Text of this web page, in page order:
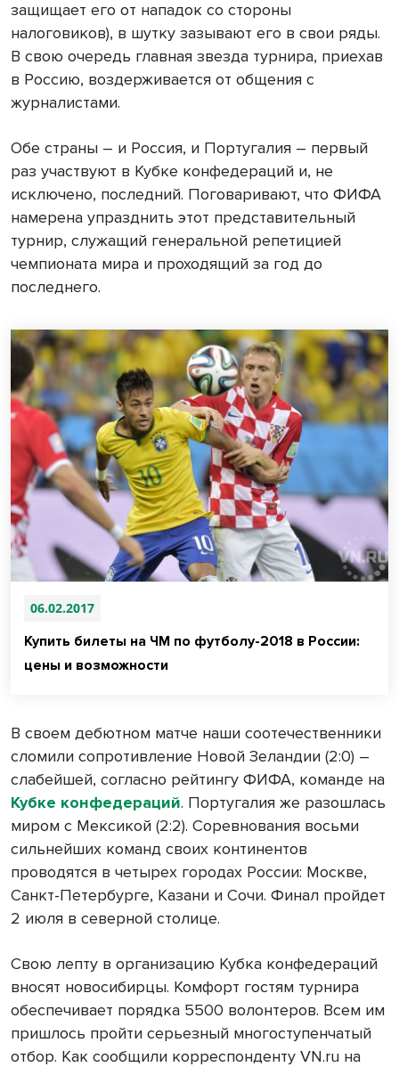
защищает его от нападок со стороны
налоговиков), в шутку зазывают его в свои ряды.
В свою очередь главная звезда турнира, приехав
в Россию, воздерживается от общения с
журналистами.
Обе страны – и Россия, и Португалия – первый
раз участвуют в Кубке конфедераций и, не
исключено, последний. Поговаривают, что ФИФА
намерена упразднить этот представительный
турнир, служащий генеральной репетицией
чемпионата мира и проходящий за год до
последнего.
06.02.2017
Купить билеты на ЧМ по футболу-2018 в России:
цены и возможности
В своем дебютном матче наши соотечественники
сломили сопротивление Новой Зеландии (2:0) –
слабейшей, согласно рейтингу ФИФА, команде на
Кубке конфедераций. Португалия же разошлась
миром с Мексикой (2:2). Соревнования восьми
сильнейших команд своих континентов
проводятся в четырех городах России: Москве,
Санкт-Петербурге, Казани и Сочи. Финал пройдет
2 июля в северной столице.
Свою лепту в организацию Кубка конфедераций
вносят новосибирцы. Комфорт гостям турнира
обеспечивает порядка 5500 волонтеров. Всем им
пришлось пройти серьезный многоступенчатый
отбор. Как сообщили корреспонденту VN.ru на